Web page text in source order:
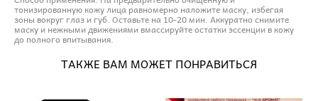
тонизированную кожу лица равномерно наложите маску, избегая
зоны вокруг глаз и губ. Оставьте на 10-20 мин. Аккуратно снимите
маску и нежными движениями вмассируйте остатки эссенции в кожу
до полного впитывания.
ТАКЖЕ ВАМ МОЖЕТ ПОНРАВИТЬСЯ